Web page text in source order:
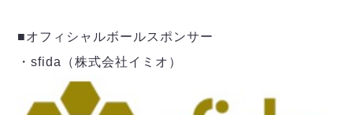
バサジィ大分
選手の通算記録（Ｆ２）
■オフィシャルボールスポンサー
・sfida（株式会社イミオ）